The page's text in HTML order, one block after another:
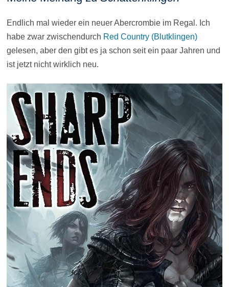
Endlich mal wieder ein neuer Abercrombie im Regal. Ich
habe zwar zwischendurch Red Country (Blutklingen)
gelesen, aber den gibt es ja schon seit ein paar Jahren und
ist jetzt nicht wirklich neu.